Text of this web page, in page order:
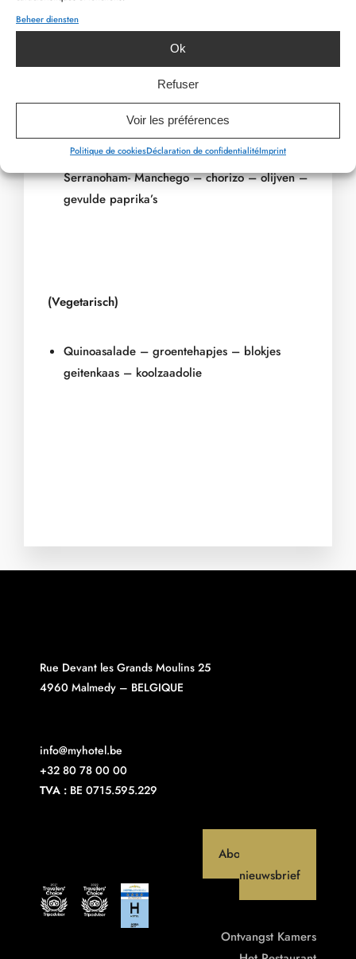
Beheer diensten
Ok
Refuser
Voir les préférences
Politique de cookiesDéclaration de confidentialitéImprint
Proevertjes uit Italië
Parmaham – Coppa – parmezaan -
olijventapenade – grissini
Proevertjes uit Spanje (Tapas)
Serranoham- Manchego – chorizo – olijven –
gevulde paprika’s
(Vegetarisch)
Quinoasalade – groentehapjes – blokjes
geitenkaas – koolzaadolie
PREVIOUS ARTICLE NEXT ARTICLE
Rue Devant les Grands Moulins 25
4960 Malmedy – BELGIQUE
info@myhotel.be
+32 80 78 00 00
TVA : BE 0715.595.229
Abonneer op onze
nieuwsbrief
Ontvangst Kamers